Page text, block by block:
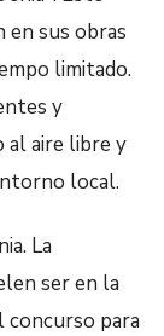
en sus obras
limitado.
y
al aire libre y
local.
La
ser en la
concurso para